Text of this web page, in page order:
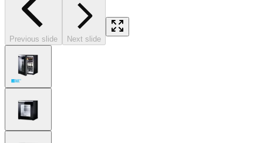
Previous slide Next slide